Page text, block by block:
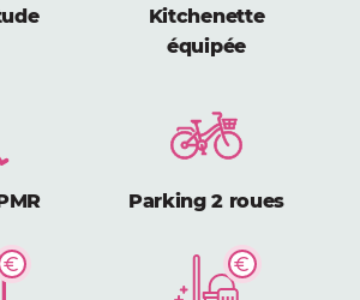
Kitchenette
équipée
Parking 2 roues